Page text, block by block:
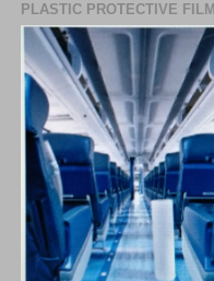
PLASTIC PROTECTIVE FILM